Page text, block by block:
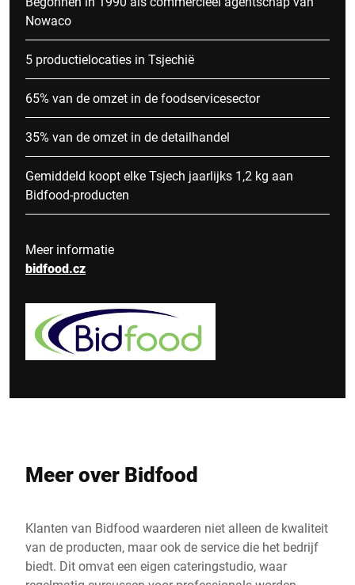
Nowaco
5 productielocaties in Tsjechië
65% van de omzet in de foodservicesector
35% van de omzet in de detailhandel
Gemiddeld koopt elke Tsjech jaarlijks 1,2 kg aan
Bidfood-producten
Meer informatie
bidfood.cz
Meer over Bidfood
Klanten van Bidfood waarderen niet alleen de kwaliteit
van de producten, maar ook de service die het bedrijf
biedt. Dit omvat een eigen cateringstudio, waar